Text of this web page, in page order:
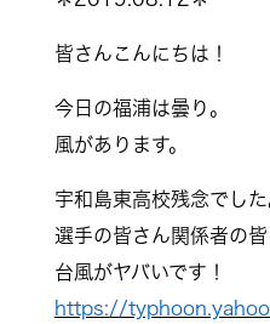
皆さんこんにちは！
今日の福浦は曇り。
風があります。
宇和島東高校残念でした
選手の皆さん関係者の皆
台風がヤバいです！
https://